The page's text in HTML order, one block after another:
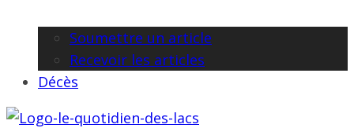
Soumettre un article
Recevoir les articles
Décès